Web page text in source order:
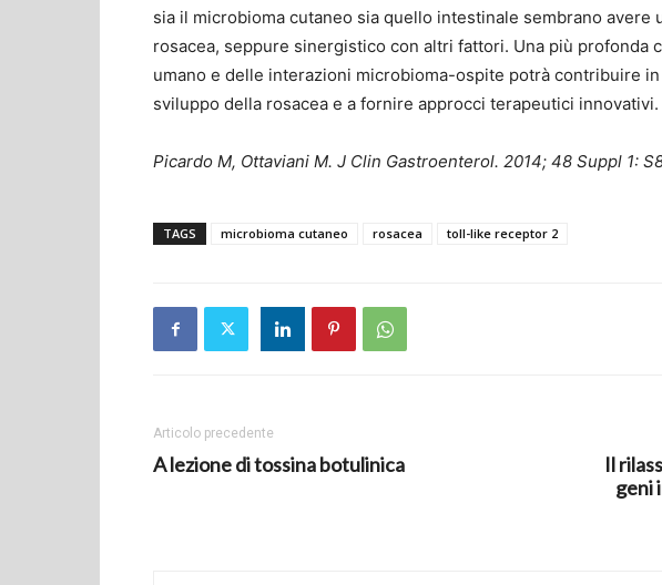
sia il microbioma cutaneo sia quello intestinale sembrano avere
rosacea, seppure sinergistico con altri fattori. Una più profonda
umano e delle interazioni microbioma-ospite potrà contribuire
sviluppo della rosacea e a fornire approcci terapeutici innovativi.
Picardo M, Ottaviani M. J Clin Gastroenterol. 2014; 48 Suppl 1:
TAGS microbioma cutaneo rosacea toll-like receptor 2
Articolo precedente
A lezione di tossina botulinica
Il
geni